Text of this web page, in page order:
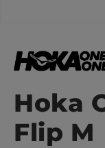
Hoka
Flip M